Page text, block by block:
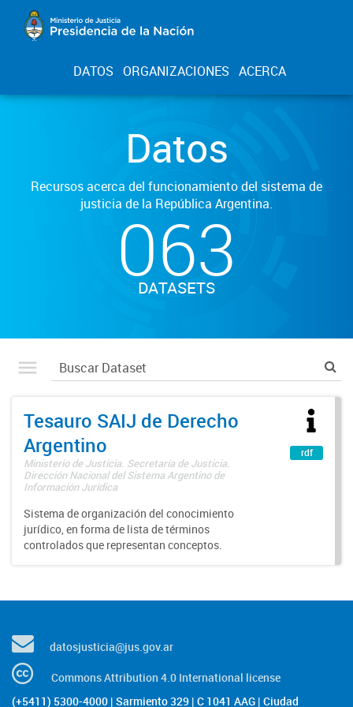
DATOS ORGANIZACIONES ACERCA
Datos
Recursos acerca del funcionamiento del sistema de
justicia de la República Argentina.
063
DATASETS
Tesauro SAIJ de Derecho
Argentino
Ministerio de Justicia. Secretaría de Justicia.
Dirección Nacional del Sistema Argentino de
Información Jurídica
Sistema de organización del conocimiento
jurídico, en forma de lista de términos
controlados que representan conceptos.
rdf
datosjusticia@jus.gov.ar
Commons Attribution 4.0 International license
(+5411) 5300-4000 | Sarmiento 329 | C 1041 AAG | Ciudad